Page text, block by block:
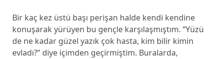
Bir kaç kez üstü başı perişan halde kendi kendine
konuşarak yürüyen bu gençle karşılaşmıştım. “Yüzü
de ne kadar güzel yazık çok hasta, kim bilir kimin
evladı?” diye içimden geçirmiştim. Buralarda,